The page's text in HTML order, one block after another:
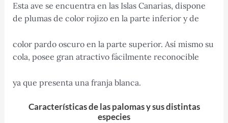
Esta ave se encuentra en las Islas Canarias, dispone
de plumas de color rojizo en la parte inferior y de
color pardo oscuro en la parte superior. Así mismo su
cola, posee gran atractivo fácilmente reconocible
ya que presenta una franja blanca.
Características de las palomas y sus distintas
especies